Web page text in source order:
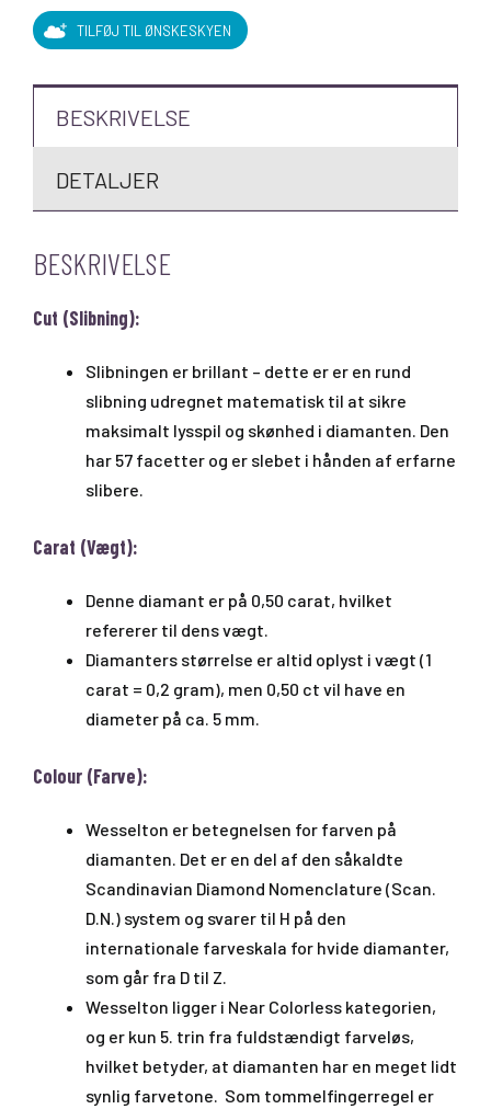
Wesselton
VS
antal
TILFØJ TIL ØNSKESKYEN
BESKRIVELSE
DETALJER
BESKRIVELSE
Cut (Slibning):
Slibningen er brillant – dette er er en rund
slibning udregnet matematisk til at sikre
maksimalt lysspil og skønhed i diamanten. Den
har 57 facetter og er slebet i hånden af erfarne
slibere.
Carat (Vægt):
Denne diamant er på 0,50 carat, hvilket
refererer til dens vægt.
Diamanters størrelse er altid oplyst i vægt (1
carat = 0,2 gram), men 0,50 ct vil have en
diameter på ca. 5 mm.
Colour (Farve):
Wesselton er betegnelsen for farven på
diamanten. Det er en del af den såkaldte
Scandinavian Diamond Nomenclature (Scan.
D.N.) system og svarer til H på den
internationale farveskala for hvide diamanter,
som går fra D til Z.
Wesselton ligger i Near Colorless kategorien,
og er kun 5. trin fra fuldstændigt farveløs,
hvilket betyder, at diamanten har en meget lidt
synlig farvetone. Som tommelfingerregel er